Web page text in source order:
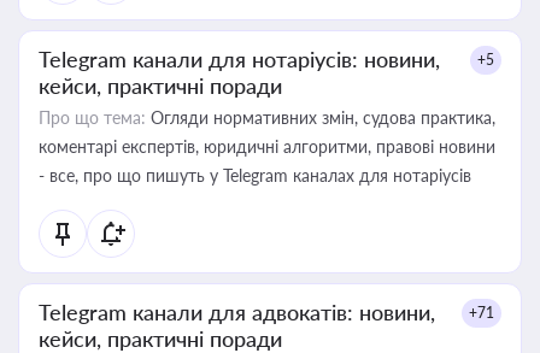
Telegram канали для нотаріусів: новини,
кейси, практичні поради
+5
Про що тема: Огляди нормативних змін, судова практика,
коментарі експертів, юридичні алгоритми, правові новини
- все, про що пишуть у Telegram каналах для нотаріусів
Telegram канали для адвокатів: новини,
кейси, практичні поради
+71